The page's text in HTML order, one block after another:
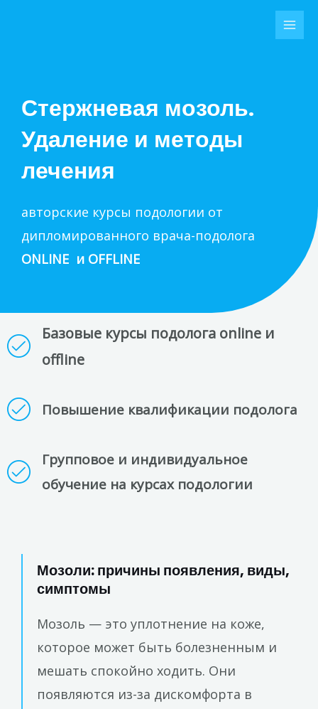
Стержневая мозоль.
Удаление и методы
лечения
авторские курсы подологии от
дипломированного врача-подолога
ONLINE и OFFLINE
Базовые курсы подолога online и
offline
Повышение квалификации подолога
Групповое и индивидуальное
обучение на курсах подологии
Мозоли: причины появления, виды,
симптомы
Мозоль — это уплотнение на коже,
которое может быть болезненным и
мешать спокойно ходить. Они
появляются из-за дискомфорта в